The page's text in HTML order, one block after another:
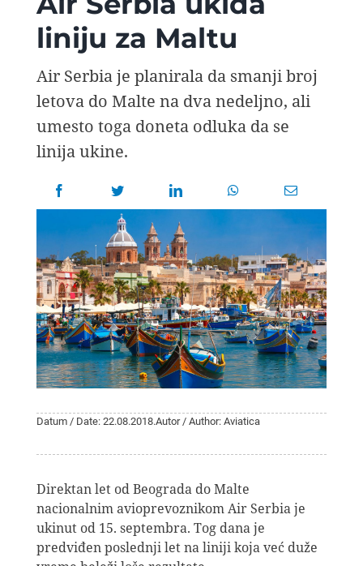
AVIOPEDIA
SPECIJAL
FOTO PRIČA
Search
for:
liniju za Maltu
Air Serbia je planirala da smanji broj
letova do Malte na dva nedeljno, ali
umesto toga doneta odluka da se
linija ukine.
Datum / Date: 22.08.2018.Autor / Author: Aviatica
Direktan let od Beograda do Malte
nacionalnim avioprevoznikom Air Serbia je
ukinut od 15. septembra. Tog dana je
predviđen poslednji let na liniji koja već duže